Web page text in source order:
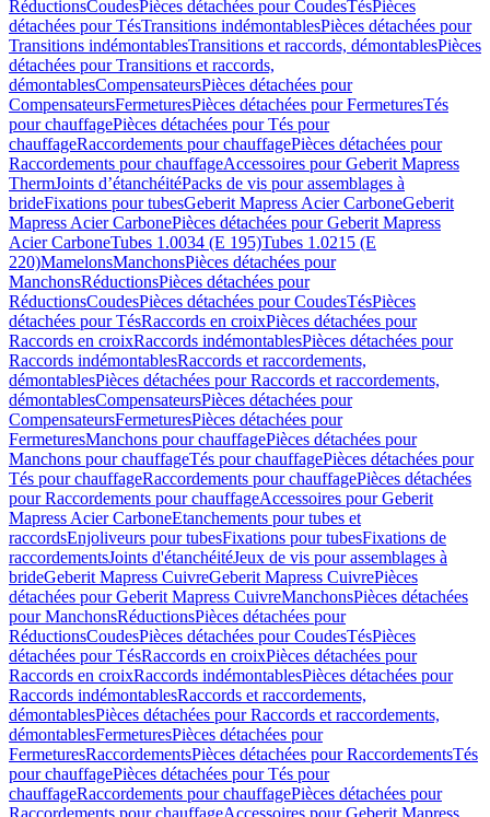
RéductionsCoudesPièces détachées pour CoudesTésPièces
détachées pour TésTransitions indémontablesPièces détachées pour
Transitions indémontablesTransitions et raccords, démontablesPièces
détachées pour Transitions et raccords,
démontablesCompensateursPièces détachées pour
CompensateursFermeturesPièces détachées pour FermeturesTés
pour chauffagePièces détachées pour Tés pour
chauffageRaccordements pour chauffagePièces détachées pour
Raccordements pour chauffageAccessoires pour Geberit Mapress
ThermJoints d’étanchéitéPacks de vis pour assemblages à
brideFixations pour tubesGeberit Mapress Acier CarboneGeberit
Mapress Acier CarbonePièces détachées pour Geberit Mapress
Acier CarboneTubes 1.0034 (E 195)Tubes 1.0215 (E
220)MamelonsManchonsPièces détachées pour
ManchonsRéductionsPièces détachées pour
RéductionsCoudesPièces détachées pour CoudesTésPièces
détachées pour TésRaccords en croixPièces détachées pour
Raccords en croixRaccords indémontablesPièces détachées pour
Raccords indémontablesRaccords et raccordements,
démontablesPièces détachées pour Raccords et raccordements,
démontablesCompensateursPièces détachées pour
CompensateursFermeturesPièces détachées pour
FermeturesManchons pour chauffagePièces détachées pour
Manchons pour chauffageTés pour chauffagePièces détachées pour
Tés pour chauffageRaccordements pour chauffagePièces détachées
pour Raccordements pour chauffageAccessoires pour Geberit
Mapress Acier CarboneEtanchements pour tubes et
raccordsEnjoliveurs pour tubesFixations pour tubesFixations de
raccordementsJoints d'étanchéitéJeux de vis pour assemblages à
brideGeberit Mapress CuivreGeberit Mapress CuivrePièces
détachées pour Geberit Mapress CuivreManchonsPièces détachées
pour ManchonsRéductionsPièces détachées pour
RéductionsCoudesPièces détachées pour CoudesTésPièces
détachées pour TésRaccords en croixPièces détachées pour
Raccords en croixRaccords indémontablesPièces détachées pour
Raccords indémontablesRaccords et raccordements,
démontablesPièces détachées pour Raccords et raccordements,
démontablesFermeturesPièces détachées pour
FermeturesRaccordementsPièces détachées pour RaccordementsTés
pour chauffagePièces détachées pour Tés pour
chauffageRaccordements pour chauffagePièces détachées pour
Raccordements pour chauffageAccessoires pour Geberit Mapress